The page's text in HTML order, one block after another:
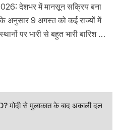
देशभर में मानसून सक्रिय बना
के अनुसार 9 अगस्त को कई राज्यों में
पर भारी से बहुत भारी बारिश का
मोदी से मुलाकात के बाद अकाली दल